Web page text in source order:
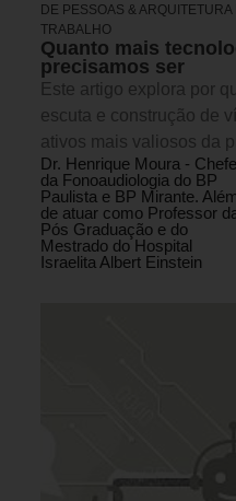
DE PESSOAS & ARQUITETURA
TRABALHO
Quanto mais
precisamos ser
Este artigo explora por
escuta e construção de
ativos mais valiosos da
Dr. Henrique Moura - Chefe
da Fonoaudiologia do BP
Paulista e BP Mirante. Além
de atuar como Professor
Pós Graduação e do
Mestrado do Hospital
Israelita Albert Einstein